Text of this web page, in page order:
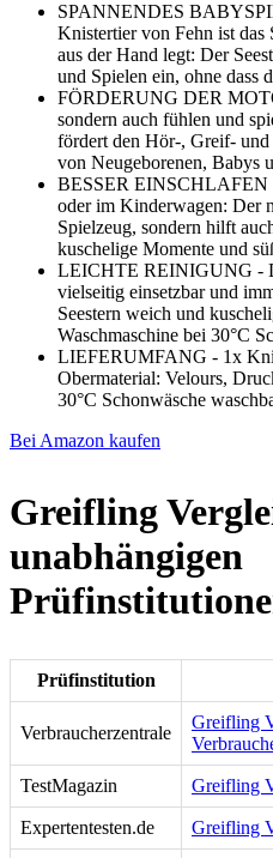
SPANNENDES
Knistertier von Fehn ist das
aus der Hand legt: Der
und Spielen ein, ohne dass
FÖRDERUNG DER
sondern auch fühlen und
fördert den Hör-, Greif-
von Neugeborenen, Babys
BESSER EINSCHLAFEN
oder im Kinderwagen: Der
Spielzeug, sondern hilft
kuschelige Momente und
LEICHTE REINIGUNG -
vielseitig einsetzbar und
Seestern weich und
Waschmaschine bei 30°C
LIEFERUMFANG - 1x
Obermaterial: Velours,
30°C Schonwäsche
Bei Amazon kaufen
Greifling
unabhängigen
Prüfinstitution
Verbraucherzentrale
Greifling
TestMagazin Greifling
Expertentesten.de Greifling